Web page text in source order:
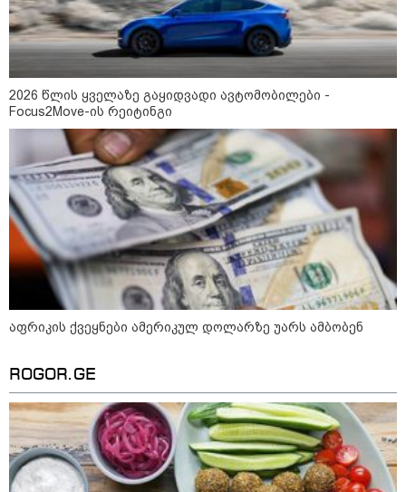
ბავშვმა, რომელიც 9 თვის
განმავლობაში
წარმოუდგენელი
ფსიქოლოგიური ტერორის ქვეშ
არის" - რას აცხადებს ნია
იმნაძის ადვოკატი?
რატომ ჩაბნელდა საქართველო
მესამედ: საბოტაჟი, ტექნიკური
ხარვეზი თუ
არაპროფესიონალიზმი?! -
სანდრო თვალჭრელიძის ანალიზი
ჩაკეტილი „პოლიტიკური
სამკუთხედი“ - კულუარული
თამაშები, რომლებიც დიდი
„ოქტომბრისთვის საქართველოს
არჩევანის გაკეთება მოუწევს...
„ორ სკამზე ჯდომის“
შესაძლებლობა შეიძლება
დასრულდეს“ - მირიან
მირიანაშვილის ანალიზი
2026 წლის ყველაზე გაყიდვადი ავტომობილები -
Focus2Move-ის რეიტინგი
აფრიკის ქვეყნები ამერიკულ დოლარზე უარს ამბობენ
ROGOR.GE